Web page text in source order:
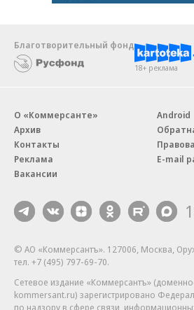
Благотворительный фонд
18+ реклама
О «Коммерсанте»
Архив
Контакты
Реклама
Вакансии
Android
E-mail
© АО «Коммерсантъ». 127006, Москва,
тел. +7 (495) 797-69-70.
Сетевое издание «Коммерсантъ»
kommersant.ru) зарегистрировано
по надзору в сфере связи,